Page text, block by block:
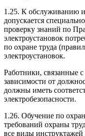
1.25. К обслуживанию и
допускается
проверку знаний по
электроустановок
по охране труда
электроустановок.
Работники, связанные с
зависимости от
должны иметь
электробезопасности.
1.26. Обучение по
требований охраны
все виды